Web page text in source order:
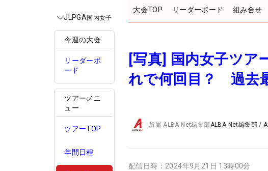
JLPGA国内女子
今週の大会
リーダーボ
ード
ツアーメニ
ュー
ツアーTOP
年間日程
大会TOP リーダーボード 組み合せ
[写真] 国内女子ツ
れで何回目？ 過去
所属ALBA Net編集部ALBA Net編集部 /
配信日時： 2024年9月21日 13時00分